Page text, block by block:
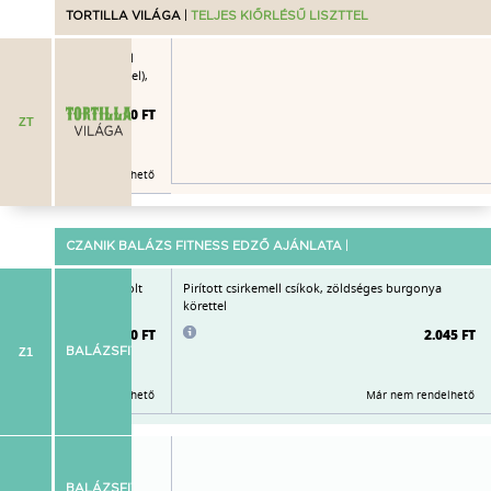
TORTILLA VILÁGA TELJES KIŐRLÉSŰ LISZTTEL
ZT
(fűszeres csirkemell
grillezett zöldségekkel),
2.580 FT
Már nem rendelhető
CZANIK BALÁZS FITNESS EDZŐ AJÁNLATA
Z1 BALÁZSFITNESS
fűszervajas párolt
2.080 FT
Már nem rendelhető
Pirított csirkemell csíkok, zöldséges burgonya
körettel
2.045 FT
Már nem rendelhető
BALÁZSFIT